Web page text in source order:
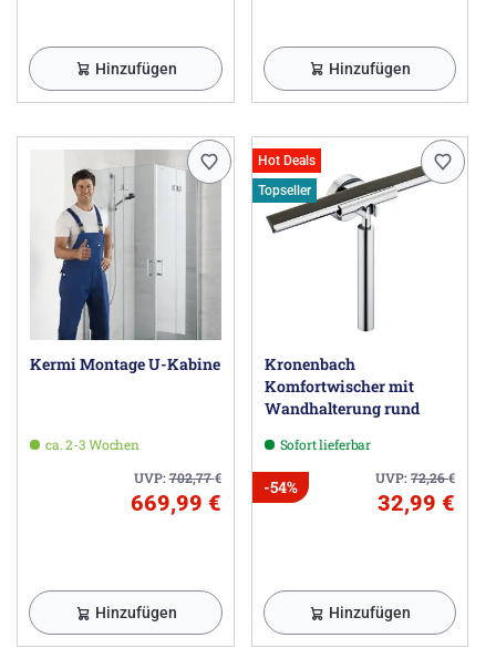
Kermi GmbH, Pankofen-Bahnhof 1, 94447 Plattling DE,
info@kermi.de
Hinzufügen Hinzufügen
Kermi Montage U-Kabine
ca. 2-3 Wochen
UVP:702,77€
669,99 €
Hinzufügen
Hot Deals
Topseller
Kronenbach
Komfortwischer mit
Wandhalterung rund
Sofort lieferbar
UVP:72,26€
-54%
32,99 €
Hinzufügen